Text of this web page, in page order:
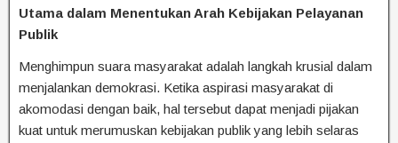
Utama dalam Menentukan Arah Kebijakan Pelayanan
Publik
Menghimpun suara masyarakat adalah langkah krusial dalam
menjalankan demokrasi. Ketika aspirasi masyarakat di
akomodasi dengan baik, hal tersebut dapat menjadi pijakan
kuat untuk merumuskan kebijakan publik yang lebih selaras